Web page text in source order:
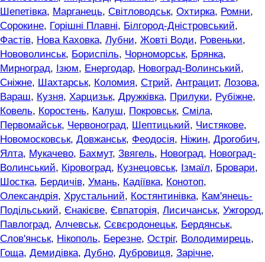
Шепетівка, Марганець, Світловодськ, Охтирка, Ромни,
Сорокине, Горішні Плавні, Білгород-Дністровський,
Фастів, Нова Каховка, Лубни, Жовті Води, Ровеньки,
Нововолинськ, Бориспіль, Чорноморськ, Брянка,
Мирноград, Ізюм, Енергодар, Новоград-Волинський,
Сніжне, Шахтарськ, Коломия, Стрий, Антрацит, Лозова,
Вараш, Кузня, Харцизьк, Дружківка, Прилуки, Рубіжне,
Ковель, Коростень, Калуш, Покровськ, Сміла,
Первомайськ, Червоноград, Шептицький, Чистякове,
Новомосковськ, Довжанськ, Феодосія, Ніжин, Дрогобич,
Ялта, Мукачево, Бахмут, Звягель, Новоград, Новоград-
Волинський, Кіровоград, Кузнецовськ, Ізмаїл, Бровари,
Шостка, Бердичів, Умань, Кадіївка, Конотоп,
Олександрія, Хрустальний, Костянтинівка, Кам'янець-
Подільський, Єнакієве, Євпаторія, Лисичанськ, Ужгород,
Павлоград, Алчевськ, Сєвєродонецьк, Бердянськ,
Слов'янськ, Нікополь, Березне, Остріг, Володимирець,
Гоща, Демидівка, Дубно, Дубровиця, Зарічне,